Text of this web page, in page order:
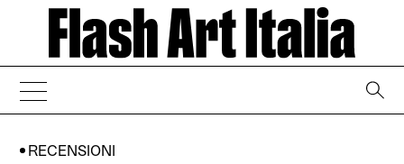
RECENSIONI